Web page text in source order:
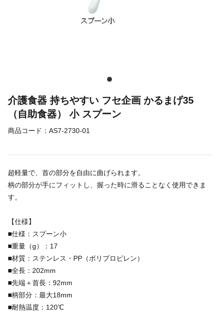
介護食器 持ちやすい フセ企画 かるまげ35
（自助食器） 小 スプーン
商品コード： AS7-2730-01
超軽量で、首の部分を自由に曲げられます。
柄の部分が手にフィットし、握った時に滑ることなく使用できま
す。
【仕様】
■仕様：スプーン小
■重量（g）：17
■材質：ステンレス・PP（ポリプロピレン）
■全長：202mm
■先端＋首長：92mm
■柄部分：最大18mm
■耐熱温度：120℃